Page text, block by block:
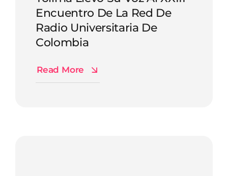
Encuentro De La Red De
Radio Universitaria De
Colombia
Read More